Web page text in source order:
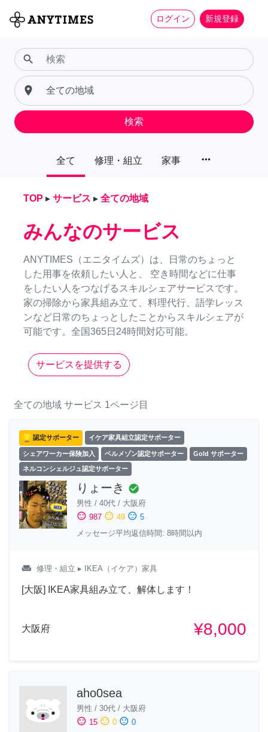
ログイン 新規登録
全て 修理・組立 家事 more_horiz
search
place
検索
TOP ▸ サービス ▸ 全ての地域
みんなのサービス
ANYTIMES（エニタイムズ）は、日常のちょっと
した用事を依頼したい人と、 空き時間などに仕事
をしたい人をつなげるスキルシェアサービスです。
家の掃除から家具組み立て、料理代行、語学レッス
ンなど日常のちょっとしたことからスキルシェアが
可能です。全国365日24時間対応可能。
サービスを提供する
全ての地域 サービス 1ページ目
認定サポーター イケア家具組立認定サポーター
シェアワーカー保険加入 ベルメゾン認定サポーター Gold サポーター
ネルコンシェルジュ認定サポーター
りょーき check_circle
男性 / 40代 / 大阪府
sentiment_satisfied 987 sentiment_neutral 49 sentiment_dissatisfied 5
メッセージ平均返信時間: 8時間以内
weekend 修理・組立 ▸ IKEA（イケア）家具
[大阪] IKEA家具組み立て、解体します！
大阪府 ¥8,000
aho0sea
男性 / 30代 / 大阪府
sentiment_satisfied 15 sentiment_neutral 0 sentiment_dissatisfied 0